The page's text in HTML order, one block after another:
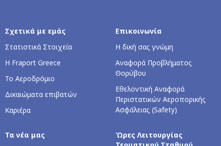
Σχετικά με εμάς
Στατιστικά Στοιχεία
Η Fraport Greece
Το Αεροδρόμιο
Δικαιώματα επιβατών
Καριέρα
Επικοινωνία
Η δική σας γνώμη
Αναφορά Προβλήματος
Θορύβου
Εθελοντική Αναφορά
Περιστατικών Αεροπορικής
Ασφάλειας (Safety)
Τα νέα μας
Ώρες Λειτουργίας